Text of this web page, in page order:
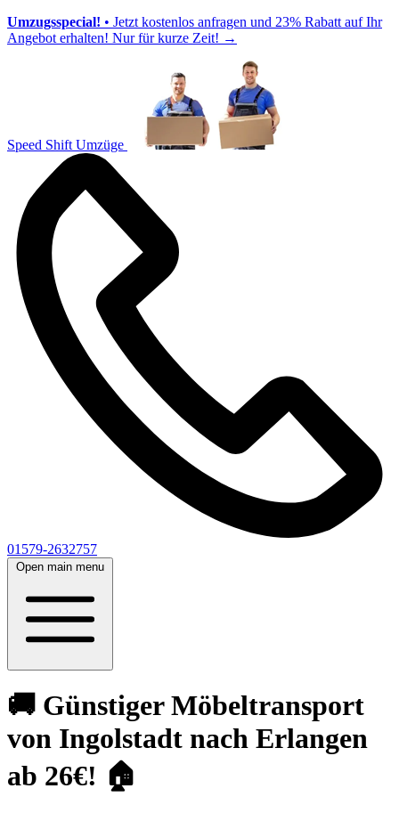
Umzugsspecial! • Jetzt kostenlos anfragen und 23% Rabatt auf Ihr
Angebot erhalten! Nur für kurze Zeit! →
Speed Shift Umzüge
01579-2632757
Open main menu
🚚 Günstiger Möbeltransport
von Ingolstadt nach Erlangen
ab 26€! 🏠